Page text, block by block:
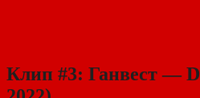
Клип #3: Ганвест —